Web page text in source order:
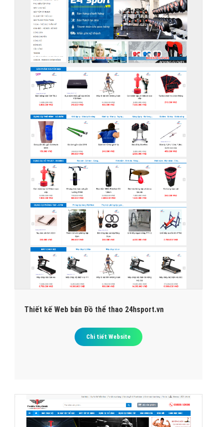
Thiết kế Web bán Đồ thể thao 24hsport.vn
Chi tiết Website